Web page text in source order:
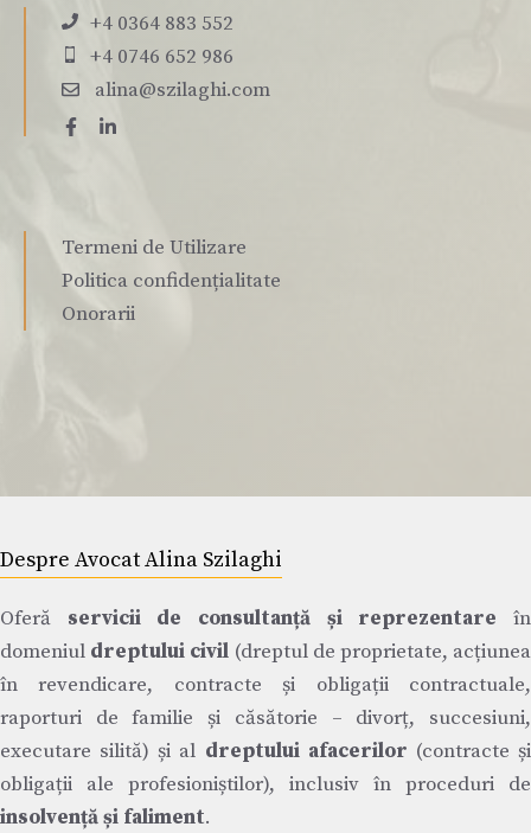
+4 0364 883 552
+4 0746 652 986
alina@szilaghi.com
Termeni de Utilizare
Politica confidențialitate
Onorarii
Despre Avocat Alina Szilaghi
Oferă servicii de consultanță și reprezentare în
domeniul dreptului civil (dreptul de proprietate, acțiunea
în revendicare, contracte și obligații contractuale,
raporturi de familie și căsătorie – divorț, succesiuni,
executare silită) și al dreptului afacerilor (contracte și
obligații ale profesioniștilor), inclusiv în proceduri de
insolvență și faliment.